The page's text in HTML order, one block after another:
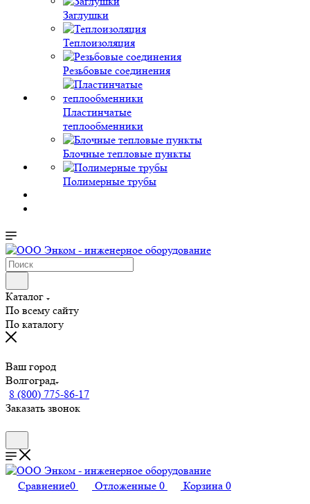
Заглушки
Теплоизоляция
Резьбовые соединения
Пластинчатые
теплообменники
Блочные тепловые пункты
Полимерные трубы
Каталог
По всему сайту
По каталогу
Ваш город
Волгоград
8 (800) 775-86-17
Заказать звонок
Сравнение0 Отложенные 0 Корзина 0